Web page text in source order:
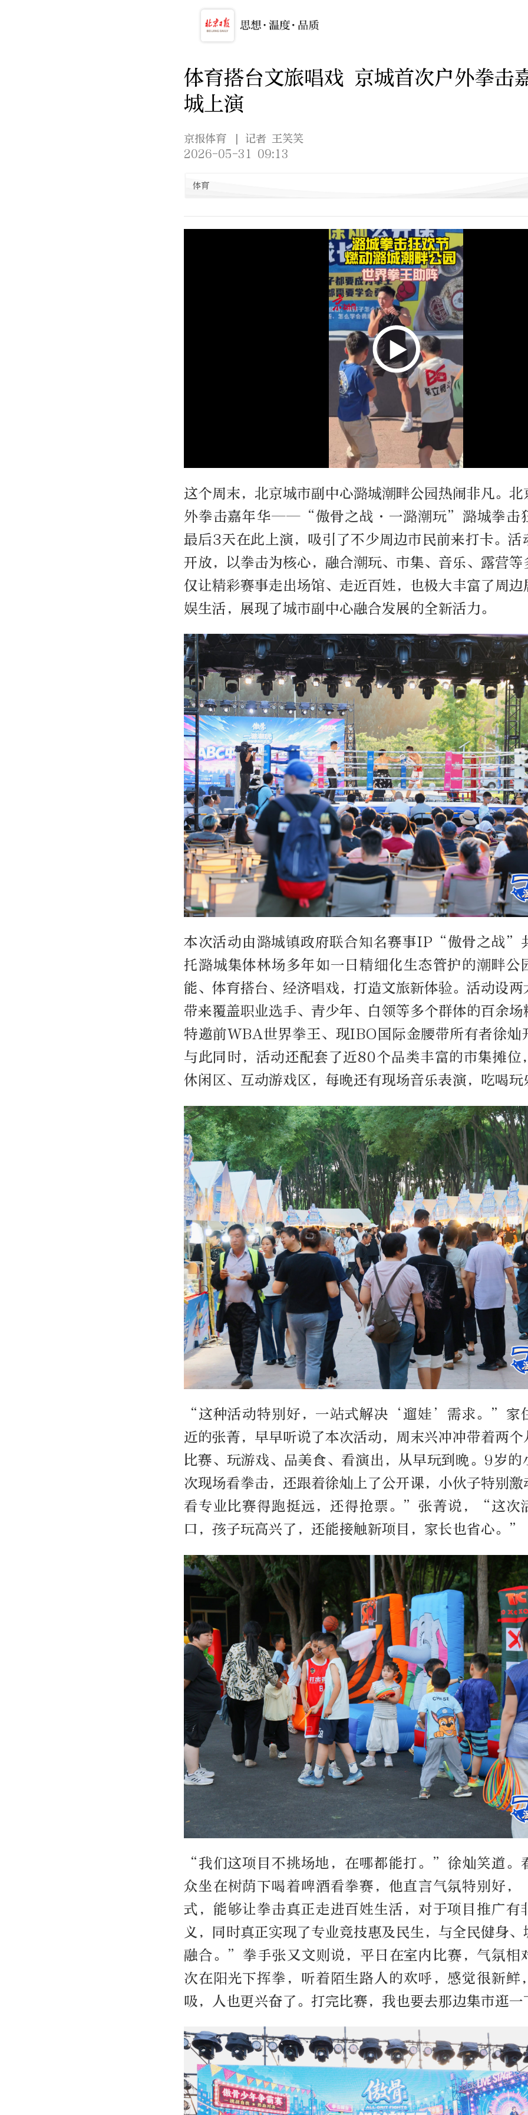
体育搭台文旅唱戏 京城首次户外拳击
城上演
京报体育
| 记者 王笑笑
2026-05-31 09:13
体育
这个周末，北京城市副中心潞城潮畔公园热闹非凡。
外拳击嘉年华——“傲骨之战·一潞潮玩”潞城拳击
最后3天在此上演，吸引了不少周边市民前来打卡。活
开放，以拳击为核心，融合潮玩、市集、音乐、露营
仅让精彩赛事走出场馆、走近百姓，也极大丰富了周
娱生活，展现了城市副中心融合发展的全新活力。
本次活动由潞城镇政府联合知名赛事IP “傲骨之战”
托潞城集体林场多年如一日精细化生态管护的潮畔公
能、体育搭台、经济唱戏，打造文旅新体验。活动设
带来覆盖职业选手、青少年、白领等多个群体的百余
特邀前WBA世界拳王、现IBO国际金腰带所有者徐灿
与此同时，活动还配套了近80个品类丰富的市集摊位
休闲区、互动游戏区，每晚还有现场音乐表演，吃喝玩
“这种活动特别好，一站式解决‘遛娃’需求。”家
近的张菁，早早听说了本次活动，周末兴冲冲带着两
比赛、玩游戏、品美食、看演出，从早玩到晚。 9岁的
次现场看拳击，还跟着徐灿上了公开课，小伙子特别
看专业比赛得跑挺远，还得抢票。”张菁说，“这次
口，孩子玩高兴了，还能接触新项目，家长也省心。”
“我们这项目不挑场地，在哪都能打。”徐灿笑道。
众坐在树荫下喝着啤酒看拳赛，他直言气氛特别好
式，能够让拳击真正走进百姓生活，对于项目推广有
义，同时真正实现了专业竞技惠及民生，与全民健身
融合。”拳手张又文则说，平日在室内比赛，气氛相
次在阳光下挥拳，听着陌生路人的欢呼，感觉很新
吸，人也更兴奋了。打完比赛，我也要去那边集市逛